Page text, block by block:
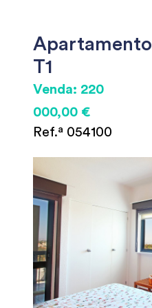
Apartamento
T1
Venda: 220
000,00 €
Ref.ª 054100